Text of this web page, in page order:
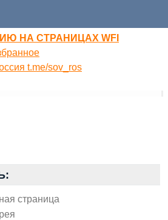
НА СТРАНИЦАХ WFI
t.me/sov_ros
страница